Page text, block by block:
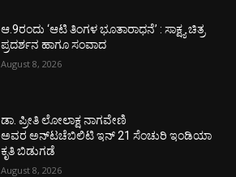
ಆ.9ರಂದು ‘ಆಟಿ ತಿಂಗಳ ಭೂತಾರಾಧನೆ’ : ಸಾಕ್ಷ್ಯ ಚಿತ್ರ
ಪ್ರದರ್ಶನ ಹಾಗೂ ಸಂವಾದ
August 8, 2026
ಡಾ. ಪ್ರೀತಿ ಲೋಲಾಕ್ಷ ನಾಗವೇಣಿ
ಅವರ ಅನ್‌ಟಚೆಬಿಲಿಟಿ ಇನ್ 21 ಸೆಂಚುರಿ ಇಂಡಿಯಾ
ಕೃತಿ ಬಿಡುಗಡೆ
August 8, 2026